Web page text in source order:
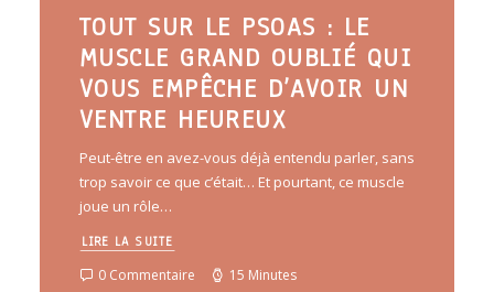
TOUT SUR LE PSOAS : LE
MUSCLE GRAND OUBLIÉ QUI
VOUS EMPÊCHE D’AVOIR UN
VENTRE HEUREUX
Peut-être en avez-vous déjà entendu parler, sans
trop savoir ce que c’était… Et pourtant, ce muscle
joue un rôle…
LIRE LA SUITE
0 Commentaire 15 Minutes